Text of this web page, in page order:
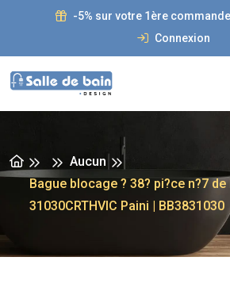
-5% sur votre 1ère
Connexion
Aucun
Bague blocage ? 38? pi?ce n?7
31030CRTHVIC Paini | BB3831030